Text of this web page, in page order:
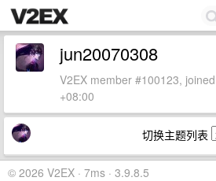
jun20070308
V2EX member #100123,
+08:00
切换主题列表
© 2026 V2EX · 7ms · 3.9.8.5